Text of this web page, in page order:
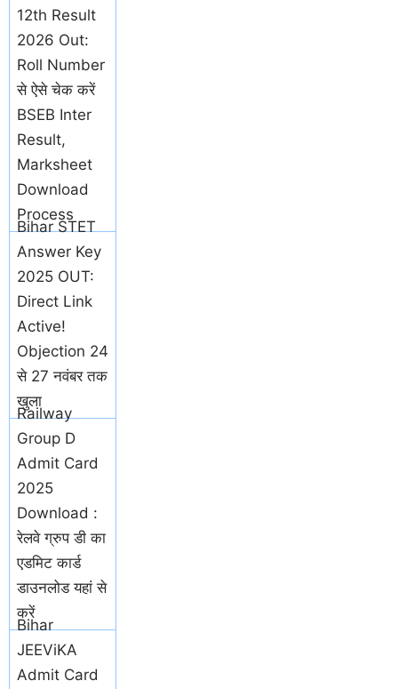
12th Result
2026 Out:
Roll Number
से ऐसे चेक करें
BSEB Inter
Result,
Marksheet
Download
Process
Bihar STET
Answer Key
2025 OUT:
Direct Link
Active!
Objection 24
से 27 नवंबर तक
खुला
Railway
Group D
Admit Card
2025
Download :
रेलवे ग्रुप डी का
एडमिट कार्ड
डाउनलोड यहां से
करें
Bihar
JEEViKA
Admit Card